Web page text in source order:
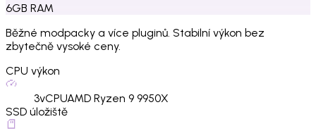
6GB RAM
Běžné modpacky a více pluginů. Stabilní výkon bez
zbytečně vysoké ceny.
CPU výkon
3vCPUAMD Ryzen 9 9950X
SSD úložiště